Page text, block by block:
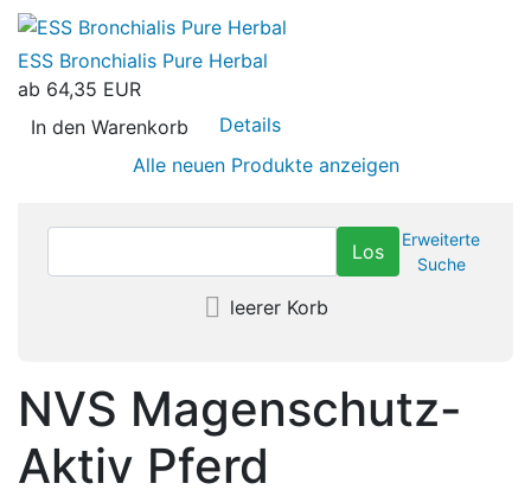
ESS Bronchialis Pure Herbal
ab 64,35 EUR
In den Warenkorb
Details
Alle neuen Produkte anzeigen
Erweiterte
Suche
leerer Korb
NVS Magenschutz-
Aktiv Pferd